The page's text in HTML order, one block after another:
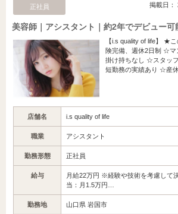
正社員 掲載日：
美容師｜アシスタント｜約2年でデビュー可
【i.s quality of life】 ★
険完備、週休2日制 ☆マ
掛け持ちなし ☆スタッ
短勤務の実績あり ☆産
店舗名 i.s quality of life
職業 アシスタント
勤務形態 正社員
給与
月給22万円 ※経験や技術を考慮して
当：月1.5万円…
勤務地 山口県 岩国市